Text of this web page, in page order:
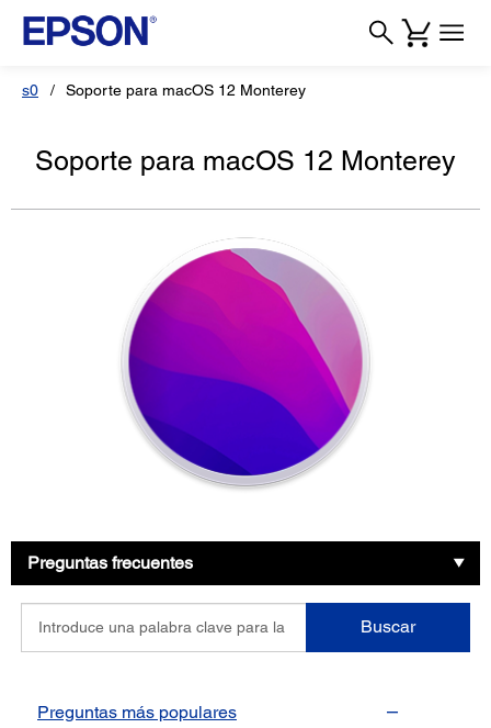
s0 Soporte para macOS 12 Monterey
Soporte para macOS 12 Monterey
Preguntas frecuentes
una
palabra
Buscar
Preguntas más populares